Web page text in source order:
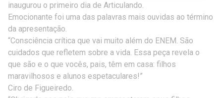
inaugurou o primeiro dia de Articulando.
Emocionante foi uma das palavras mais ouvidas ao término
da apresentação.
“Consciência crítica que vai muito além do ENEM. São
cuidados que refletem sobre a vida. Essa peça revela o
que são e o que vocês, pais, têm em casa: filhos
maravilhosos e alunos espetaculares!”
Ciro de Figueiredo.